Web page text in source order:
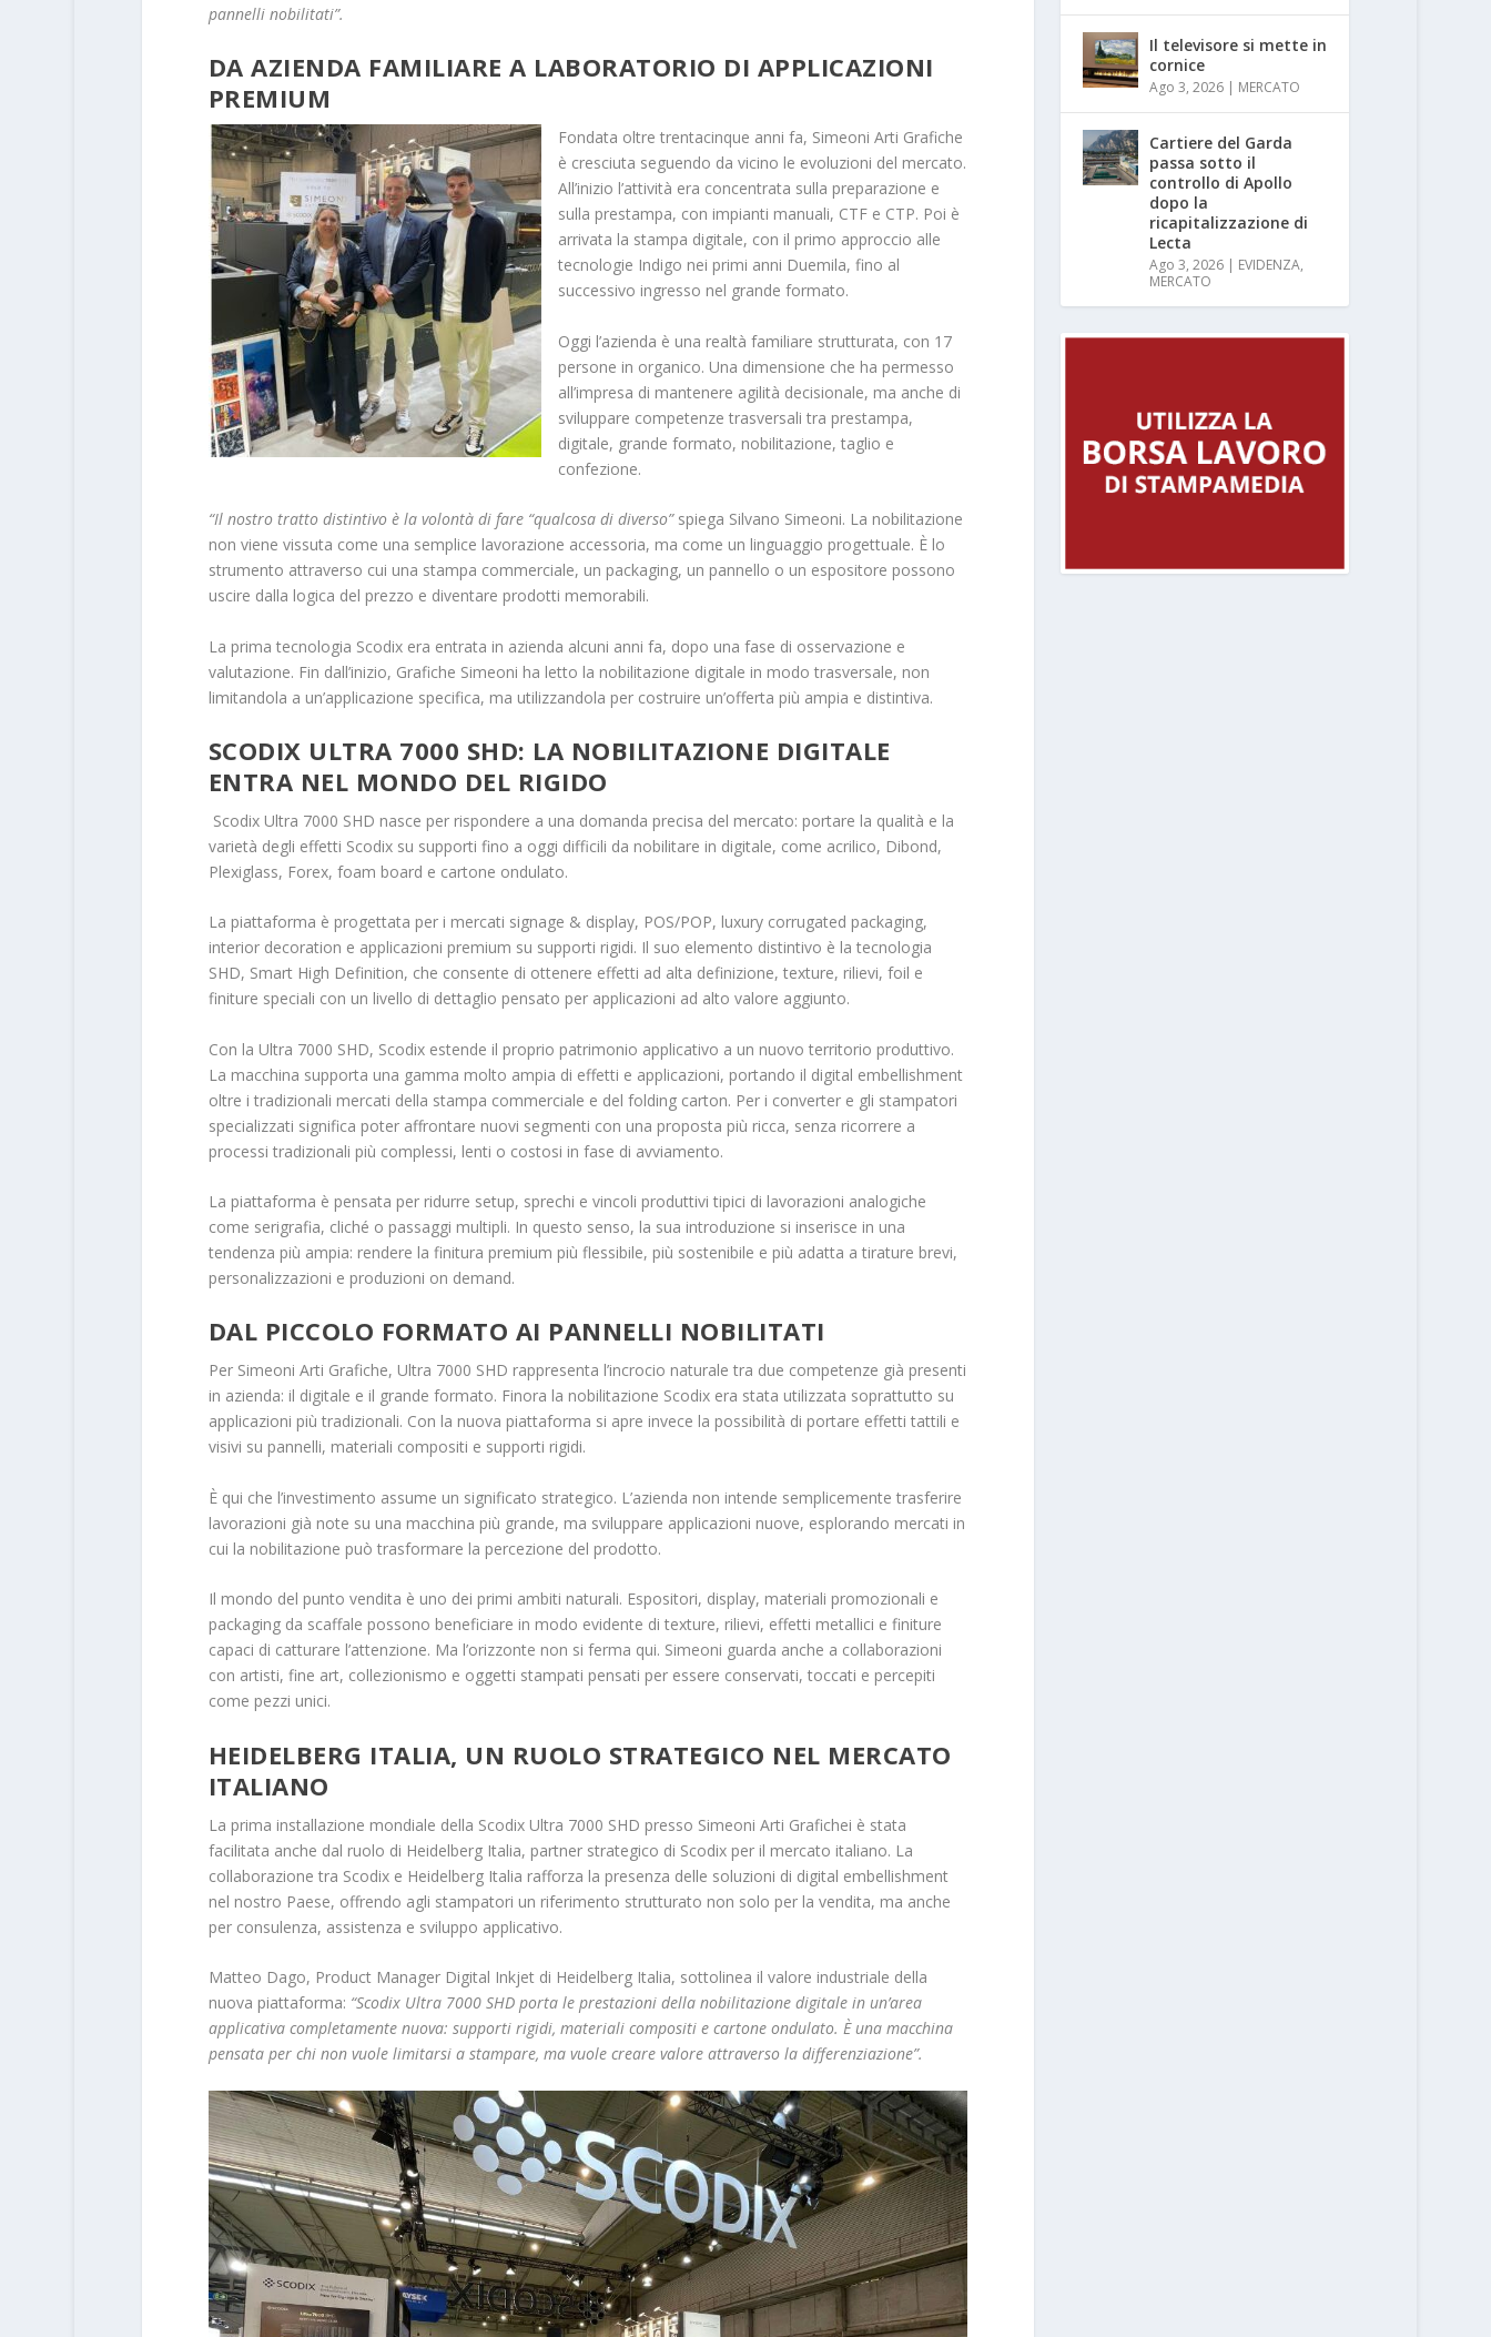
pannelli nobilitati”.
DA AZIENDA FAMILIARE A LABORATORIO DI APPLICAZIONI
PREMIUM
Fondata oltre trentacinque anni fa, Simeoni Arti Grafiche
è cresciuta seguendo da vicino le evoluzioni del mercato.
All’inizio l’attività era concentrata sulla preparazione e
sulla prestampa, con impianti manuali, CTF e CTP. Poi è
arrivata la stampa digitale, con il primo approccio alle
tecnologie Indigo nei primi anni Duemila, fino al
successivo ingresso nel grande formato.
Oggi l’azienda è una realtà familiare strutturata, con 17
persone in organico. Una dimensione che ha permesso
all’impresa di mantenere agilità decisionale, ma anche di
sviluppare competenze trasversali tra prestampa,
digitale, grande formato, nobilitazione, taglio e
confezione.
“Il nostro tratto distintivo è la volontà di fare “qualcosa di diverso”spiega Silvano Simeoni. La nobilitazione
non viene vissuta come una semplice lavorazione accessoria, ma come un linguaggio progettuale. È lo
strumento attraverso cui una stampa commerciale, un packaging, un pannello o un espositore possono
uscire dalla logica del prezzo e diventare prodotti memorabili.
La prima tecnologia Scodix era entrata in azienda alcuni anni fa, dopo una fase di osservazione e
valutazione. Fin dall’inizio, Grafiche Simeoni ha letto la nobilitazione digitale in modo trasversale, non
limitandola a un’applicazione specifica, ma utilizzandola per costruire un’offerta più ampia e distintiva.
SCODIX ULTRA 7000 SHD: LA NOBILITAZIONE DIGITALE
ENTRA NEL MONDO DEL RIGIDO
Scodix Ultra 7000 SHD nasce per rispondere a una domanda precisa del mercato: portare la qualità e la
varietà degli effetti Scodix su supporti fino a oggi difficili da nobilitare in digitale, come acrilico, Dibond,
Plexiglass, Forex, foam board e cartone ondulato.
La piattaforma è progettata per i mercati signage & display, POS/POP, luxury corrugated packaging,
interior decoration e applicazioni premium su supporti rigidi. Il suo elemento distintivo è la tecnologia
SHD, Smart High Definition, che consente di ottenere effetti ad alta definizione, texture, rilievi, foil e
finiture speciali con un livello di dettaglio pensato per applicazioni ad alto valore aggiunto.
Con la Ultra 7000 SHD, Scodix estende il proprio patrimonio applicativo a un nuovo territorio produttivo.
La macchina supporta una gamma molto ampia di effetti e applicazioni, portando il digital embellishment
oltre i tradizionali mercati della stampa commerciale e del folding carton. Per i converter e gli stampatori
specializzati significa poter affrontare nuovi segmenti con una proposta più ricca, senza ricorrere a
processi tradizionali più complessi, lenti o costosi in fase di avviamento.
La piattaforma è pensata per ridurre setup, sprechi e vincoli produttivi tipici di lavorazioni analogiche
come serigrafia, cliché o passaggi multipli. In questo senso, la sua introduzione si inserisce in una
tendenza più ampia: rendere la finitura premium più flessibile, più sostenibile e più adatta a tirature brevi,
personalizzazioni e produzioni on demand.
DAL PICCOLO FORMATO AI PANNELLI NOBILITATI
Per Simeoni Arti Grafiche, Ultra 7000 SHD rappresenta l’incrocio naturale tra due competenze già presenti
in azienda: il digitale e il grande formato. Finora la nobilitazione Scodix era stata utilizzata soprattutto su
applicazioni più tradizionali. Con la nuova piattaforma si apre invece la possibilità di portare effetti tattili e
visivi su pannelli, materiali compositi e supporti rigidi.
È qui che l’investimento assume un significato strategico. L’azienda non intende semplicemente trasferire
lavorazioni già note su una macchina più grande, ma sviluppare applicazioni nuove, esplorando mercati in
cui la nobilitazione può trasformare la percezione del prodotto.
Il mondo del punto vendita è uno dei primi ambiti naturali. Espositori, display, materiali promozionali e
packaging da scaffale possono beneficiare in modo evidente di texture, rilievi, effetti metallici e finiture
capaci di catturare l’attenzione. Ma l’orizzonte non si ferma qui. Simeoni guarda anche a collaborazioni
con artisti, fine art, collezionismo e oggetti stampati pensati per essere conservati, toccati e percepiti
come pezzi unici.
HEIDELBERG ITALIA, UN RUOLO STRATEGICO NEL MERCATO
ITALIANO
La prima installazione mondiale della Scodix Ultra 7000 SHD presso Simeoni Arti Grafichei è stata
facilitata anche dal ruolo di Heidelberg Italia, partner strategico di Scodix per il mercato italiano. La
collaborazione tra Scodix e Heidelberg Italia rafforza la presenza delle soluzioni di digital embellishment
nel nostro Paese, offrendo agli stampatori un riferimento strutturato non solo per la vendita, ma anche
per consulenza, assistenza e sviluppo applicativo.
Matteo Dago, Product Manager Digital Inkjet di Heidelberg Italia, sottolinea il valore industriale della
nuova piattaforma: “Scodix Ultra 7000 SHD porta le prestazioni della nobilitazione digitale in un’area
applicativa completamente nuova: supporti rigidi, materiali compositi e cartone ondulato. È una macchina
pensata per chi non vuole limitarsi a stampare, ma vuole creare valore attraverso la differenziazione”.
Il televisore si mette in
cornice
Ago 3, 2026 | MERCATO
Cartiere del Garda
passa sotto il
controllo di Apollo
dopo la
ricapitalizzazione di
Lecta
Ago 3, 2026 | EVIDENZA,
MERCATO